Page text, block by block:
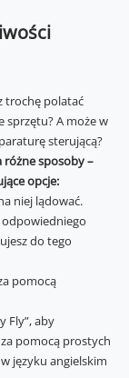
trochę polatać
sprzętu? A może w
sterującą?
różne sposoby –
opcje:
niej lądować.
do tego
pomocą
Fly”, aby
pomocą prostych
języku angielskim